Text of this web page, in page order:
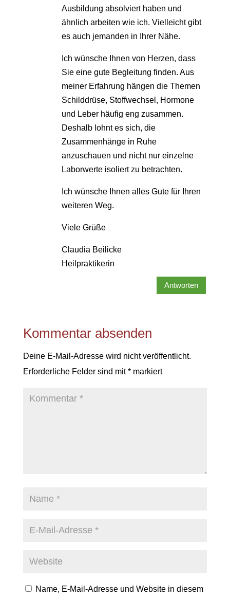
Ausbildung absolviert haben und
ähnlich arbeiten wie ich. Vielleicht gibt
es auch jemanden in Ihrer Nähe.
Ich wünsche Ihnen von Herzen, dass
Sie eine gute Begleitung finden. Aus
meiner Erfahrung hängen die Themen
Schilddrüse, Stoffwechsel, Hormone
und Leber häufig eng zusammen.
Deshalb lohnt es sich, die
Zusammenhänge in Ruhe
anzuschauen und nicht nur einzelne
Laborwerte isoliert zu betrachten.
Ich wünsche Ihnen alles Gute für Ihren
weiteren Weg.
Viele Grüße
Claudia Beilicke
Heilpraktikerin
Antworten
Kommentar absenden
Deine E-Mail-Adresse wird nicht veröffentlicht.
Erforderliche Felder sind mit*markiert
Name, E-Mail-Adresse und Website in diesem